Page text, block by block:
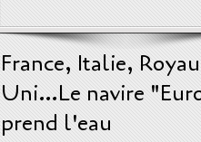
France, Italie,
Uni…Le navire
prend l'eau